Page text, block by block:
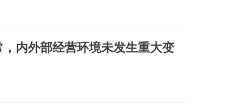
内外部经营环境未发生重大变